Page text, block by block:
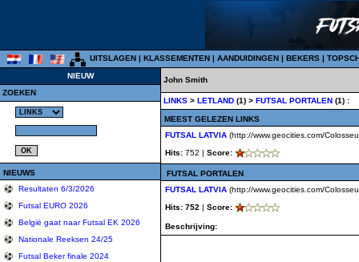
UITSLAGEN | KLASSEMENTEN | AANDUIDINGEN | BEKERS |
NIEUW
ZOEKEN
NIEUWS
Resultaten 6/3/2026
Futsal EURO 2026
België gaat naar Futsal EK 2026
Nationale Reeksen 24/25
Futsal Beker finale 2024
John Smith
LINKS > LETLAND (1) > FUTSAL PORTALEN (1) :
MEEST GELEZEN LINKS
FUTSAL LATVIA (http://www.geocities.com/
Hits: 752 | Score:
FUTSAL PORTALEN
FUTSAL LATVIA (http://www.geocities.com/
Hits: 752 | Score:
Beschrijving: